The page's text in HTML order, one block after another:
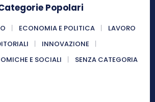
Popolari
ECONOMIA E POLITICA
LAVORO
INNOVAZIONE
E SOCIALI
SENZA CATEGORIA